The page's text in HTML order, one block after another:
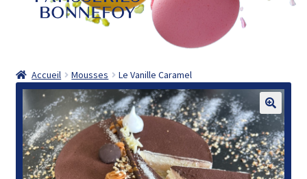
Actualités
Catalogue
Commander
Accueil Mousses Le Vanille Caramel